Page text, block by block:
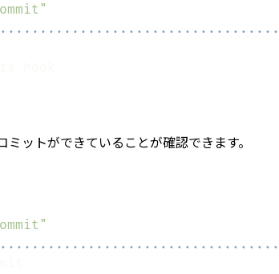
.. .. .. .. .. .. .. .. .. .. .. .. .. .. .. .. ..
ミットができていることが確認できます。
.. .. .. .. .. .. .. .. .. .. .. .. .. .. .. .. ..